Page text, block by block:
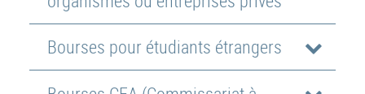
Bourses pour étudiants étrangers